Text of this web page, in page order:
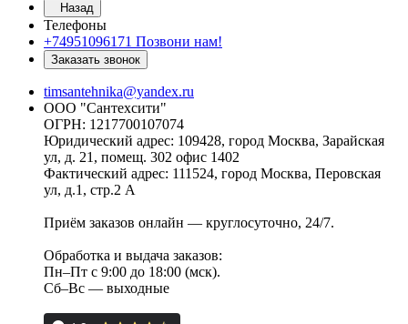
Назад
Телефоны
+74951096171 Позвони нам!
Заказать звонок
timsantehnika@yandex.ru
ООО "Сантехсити"
ОГРН: 1217700107074
Юридический адрес: 109428, город Москва, Зарайская
ул, д. 21, помещ. 302 офис 1402
Фактический адрес: 111524, город Москва, Перовская
ул, д.1, стр.2 А
Приём заказов онлайн — круглосуточно, 24/7.
Обработка и выдача заказов:
Пн–Пт с 9:00 до 18:00 (мск).
Сб–Вс — выходные